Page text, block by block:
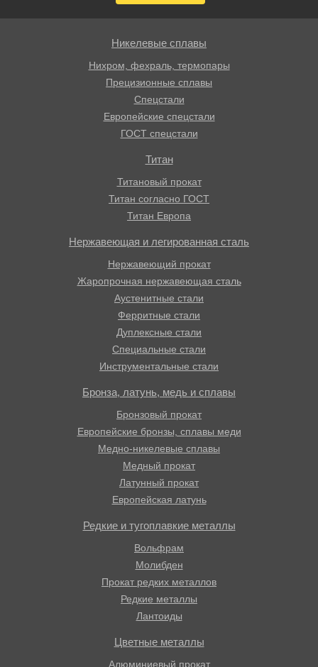
Никелевые сплавы
Нихром, фехраль, термопары
Прецизионные сплавы
Спецстали
Европейские спецстали
ГОСТ спецстали
Титан
Титановый прокат
Титан согласно ГОСТ
Титан Европа
Нержавеющая и легированная сталь
Нержавеющий прокат
Жаропрочная нержавеющая сталь
Аустенитные стали
Ферритные стали
Дуплексные стали
Специальные стали
Инструментальные стали
Бронза, латунь, медь и сплавы
Бронзовый прокат
Европейские бронзы, сплавы меди
Медно-никелевые сплавы
Медный прокат
Латунный прокат
Европейская латунь
Редкие и тугоплавкие металлы
Вольфрам
Молибден
Прокат редких металлов
Редкие металлы
Лантоиды
Цветные металлы
Алюминиевый прокат